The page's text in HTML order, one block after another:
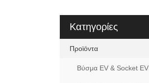
Κατηγορίες
Προϊόντα
Βύσμα EV & Socket EV